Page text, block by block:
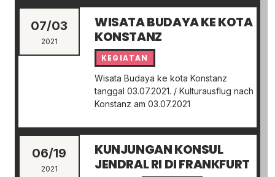
07/03
2021
WISATA BUDAYA KE KOTA
KONSTANZ
KEGIATAN
Wisata Budaya ke kota Konstanz
tanggal 03.07.2021. / Kulturausflug nach
Konstanz am 03.07.2021
06/19
2021
KUNJUNGAN KONSUL
JENDRAL RI DI FRANKFURT